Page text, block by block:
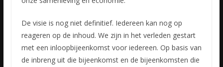
De visie is nog niet definitief. Iedereen kan nog op
reageren op de inhoud. We zijn in het verleden gestart
met een inloopbijeenkomst voor iedereen. Op basis van
de inbreng uit die bijeenkomst en de bijeenkomsten die